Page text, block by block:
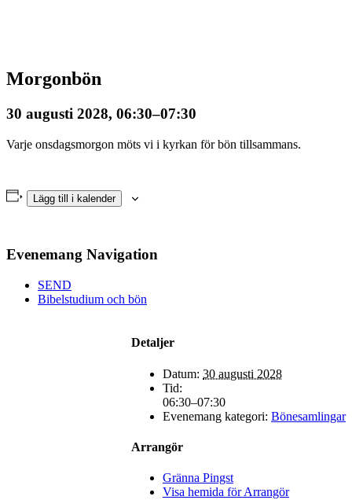
Morgonbön
30 augusti 2028, 06:30–07:30
Varje onsdagsmorgon möts vi i kyrkan för bön tillsammans.
Lägg till i kalender
Evenemang Navigation
SEND
Bibelstudium och bön
Detaljer
Datum: 30 augusti 2028
Tid:
06:30–07:30
Evenemang kategori: Bönesamlingar
Arrangör
Gränna Pingst
Visa hemida för Arrangör